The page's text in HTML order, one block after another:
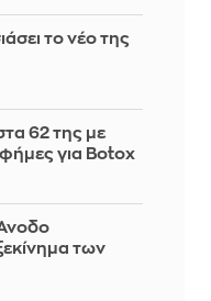
το νέο της
62 της με
για Botox
των